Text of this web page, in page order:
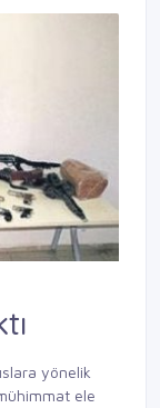
yönelik
ele